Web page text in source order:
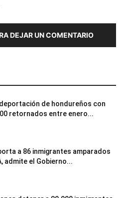
DEJAR UN COMENTARIO
de hondureños con
retornados entre enero...
a 86 inmigrantes amparados
admite el Gobierno...